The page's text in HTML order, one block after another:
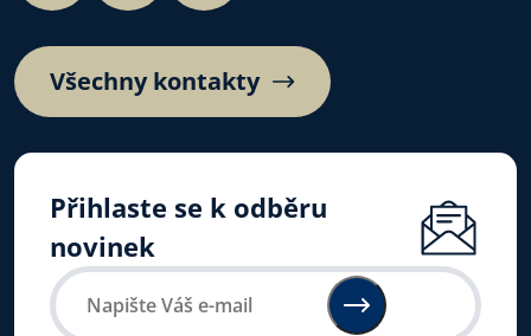
Všechny kontakty
Přihlaste se k odběru
novinek